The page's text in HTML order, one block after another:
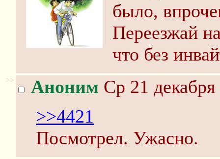
было,
Переезжай
что без
>> Аноним Ср 21
>>4421
Посмотрел. Ужасно.